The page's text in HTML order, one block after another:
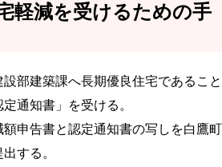
軽減を受けるための手
部建築課へ長期優良住宅であること
通知書」を受ける。
額申告書と認定通知書の写しを白鷹町
する。